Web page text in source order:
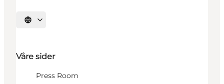
Velg språk
Våre sider
Press Room